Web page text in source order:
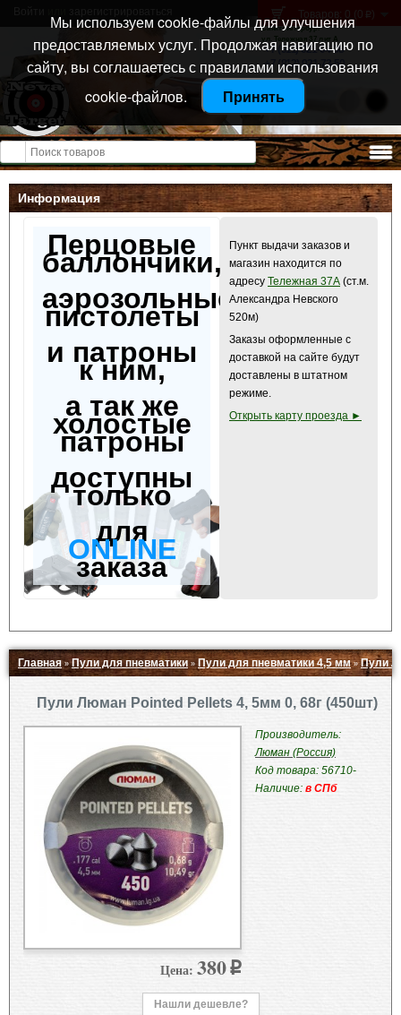
Санкт-Петербург
ул. Тележная 37 лит А
+7 (911) 021-04-08
+7 (812) 921-73-50
Товаров: 0 (0 p )
Открыть меню
Информация
Перцовые
баллончики,
аэрозольные
пистолеты
и патроны
к ним,
а так же
холостые
патроны
доступны
только
для
ONLINE
заказа
Пункт выдачи заказов и
магазин находится по
адресу Тележная 37А (ст.м.
Александра Невского
520м)
Заказы оформленные с
доставкой на сайте будут
доставлены в штатном
режиме.
Открыть карту проезда ►
Главная»Пули для пневматики » Пули для пневматики 4,5 мм»Пули
Пули Люман Pointed Pellets 4, 5мм 0, 68г (450шт)
Производитель:
Люман (Россия)
Код товара: 56710-
Наличие: в СПб
Цена: 380p
Нашли дешевле?
Мы используем cookie-файлы для улучшения
предоставляемых услуг. Продолжая навигацию по
сайту, вы соглашаетесь с правилами использования
cookie-файлов.
Принять